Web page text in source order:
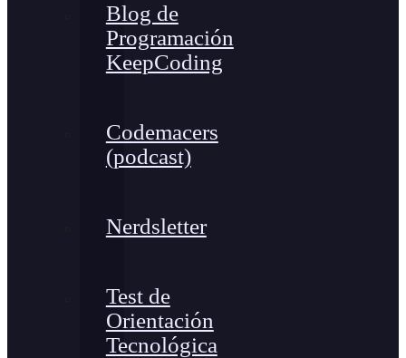
Blog de
Programación
KeepCoding
Codemacers
(podcast)
Nerdsletter
Test de
Orientación
Tecnológica